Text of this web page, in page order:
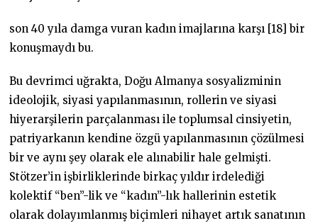
son 40 yıla damga vuran kadın imajlarına karşı [18] bir
konuşmaydı bu.
Bu devrimci uğrakta, Doğu Almanya sosyalizminin
ideolojik, siyasi yapılanmasının, rollerin ve siyasi
hiyerarşilerin parçalanması ile toplumsal cinsiyetin,
patriyarkanın kendine özgü yapılanmasının çözülmesi
bir ve aynı şey olarak ele alınabilir hale gelmişti.
Stötzer’in işbirliklerinde birkaç yıldır irdelediği
kolektif “ben”-lik ve “kadın”-lık hallerinin estetik
olarak dolayımlanmış biçimleri nihayet artık sanatının